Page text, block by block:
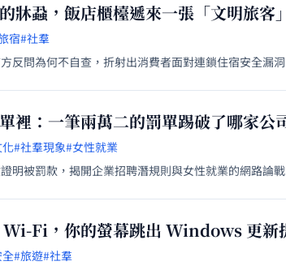
牀蝨，飯店櫃檯遞來一張「文明旅客
宿#社羣
反問為何不自查，折射出消費者面對連鎖住宿安全漏
裡：一筆兩萬二的罰單踢破了哪家公
#社羣現象#女性就業
明被罰款，揭開企業招聘潛規則與女性就業的網路論戰
Wi-Fi，你的螢幕跳出 Windows 更新
#旅遊#社羣